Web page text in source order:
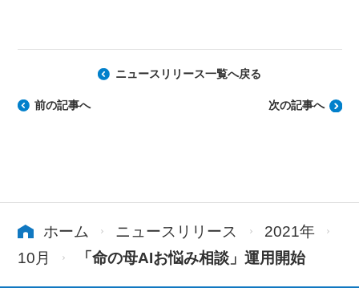
前の記事へ
ニュースリリース一覧へ戻る
次の記事へ
ホーム ニュースリリース
2021年
10月
「命の母AIお悩み相談」運用開始